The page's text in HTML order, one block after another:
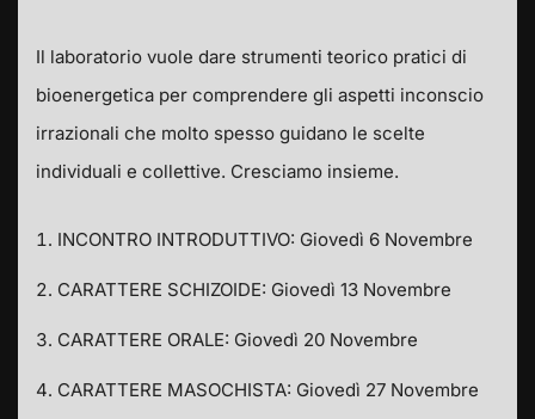
Il laboratorio vuole dare strumenti teorico pratici di
bioenergetica per comprendere gli aspetti inconscio
irrazionali che molto spesso guidano le scelte
individuali e collettive. Cresciamo insieme.
INCONTRO INTRODUTTIVO: Giovedì 6 Novembre
CARATTERE SCHIZOIDE: Giovedì 13 Novembre
CARATTERE ORALE: Giovedì 20 Novembre
CARATTERE MASOCHISTA: Giovedì 27 Novembre